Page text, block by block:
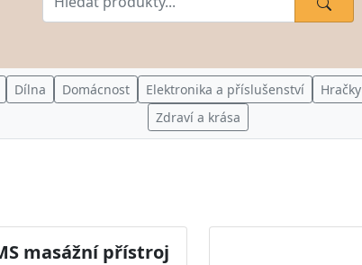
Dílna Domácnost Elektronika a příslušenství Hračky
Zdraví a krása
masážní přístroj